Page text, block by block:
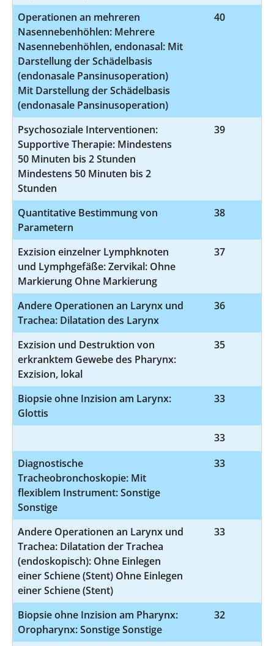
Operationen an mehreren
Nasennebenhöhlen: Mehrere
Nasennebenhöhlen, endonasal: Mit
Darstellung der Schädelbasis
(endonasale Pansinusoperation)
Mit Darstellung der Schädelbasis
(endonasale Pansinusoperation)
40
Psychosoziale Interventionen:
Supportive Therapie: Mindestens
50 Minuten bis 2 Stunden
Mindestens 50 Minuten bis 2
Stunden
39
Quantitative Bestimmung von
Parametern
38
Exzision einzelner Lymphknoten
und Lymphgefäße: Zervikal: Ohne
Markierung Ohne Markierung
37
Andere Operationen an Larynx und
Trachea: Dilatation des Larynx
36
Exzision und Destruktion von
erkranktem Gewebe des Pharynx:
Exzision, lokal
35
Biopsie ohne Inzision am Larynx:
Glottis
33
33
Diagnostische
Tracheobronchoskopie: Mit
flexiblem Instrument: Sonstige
Sonstige
33
Andere Operationen an Larynx und
Trachea: Dilatation der Trachea
(endoskopisch): Ohne Einlegen
einer Schiene (Stent) Ohne Einlegen
einer Schiene (Stent)
33
Biopsie ohne Inzision am Pharynx:
Oropharynx: Sonstige Sonstige
32